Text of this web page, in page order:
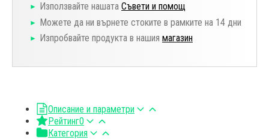
Използвайте нашата Съвети и помощ
Можете да ни върнете стоките в рамките на 14 дни
Изпробвайте продукта в нашия магазин
Описание и параметри
Рейтинг0
Категория